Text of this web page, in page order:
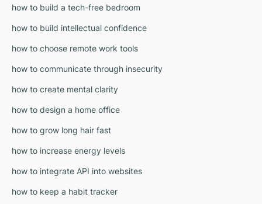
how to build a tech-free bedroom
how to build intellectual confidence
how to choose remote work tools
how to communicate through insecurity
how to create mental clarity
how to design a home office
how to grow long hair fast
how to increase energy levels
how to integrate API into websites
how to keep a habit tracker